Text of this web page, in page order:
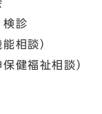
診
相談）
健福祉相談）